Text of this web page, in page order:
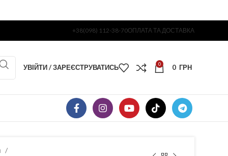
+38(098) 112-38-70ОПЛАТА ТА ДОСТАВКА
УВІЙТИ / ЗАРЕЄСТРУВАТИСЬ 0 0 ГРН